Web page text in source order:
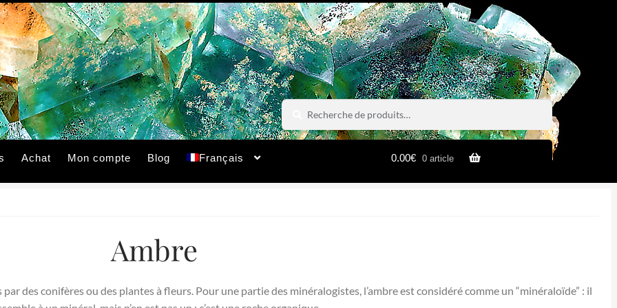
Recherche
pour :
Recherche
Achat Mon compte Blog Français 0.00€ 0 article
Ambre
par des conifères ou des plantes à fleurs. Pour une partie des minéralogistes, l’ambre est considéré comme un “minéraloïde” : il